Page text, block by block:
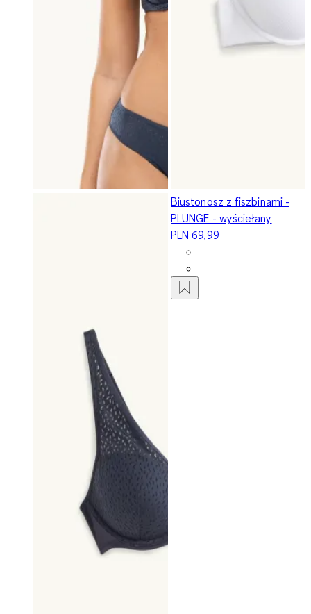
Biustonosz z fiszbinami -
PLUNGE - wyściełany
PLN 69,99